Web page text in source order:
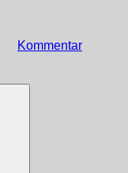
Kommentar